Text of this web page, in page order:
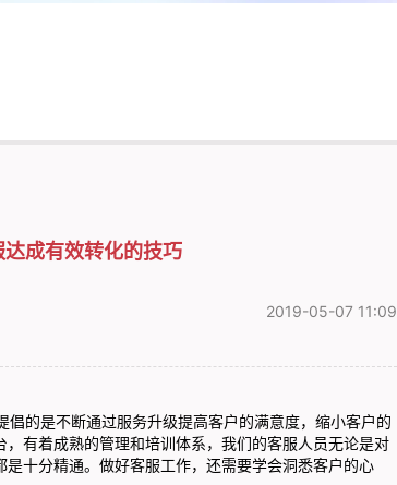
达成有效转化的技巧
2019-05-07 11:09
倡的是不断通过服务升级提高客户的满意度，缩小客户的
，有着成熟的管理和培训体系，我们的客服人员无论是对
十分精通。做好客服工作，还需要学会洞悉客户的心